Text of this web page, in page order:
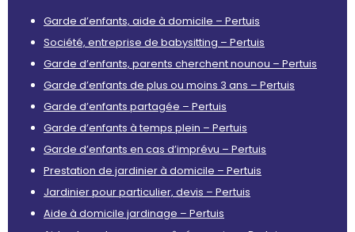
Garde d’enfants, aide à domicile – Pertuis
Société, entreprise de babysitting – Pertuis
Garde d’enfants, parents cherchent nounou – Pertuis
Garde d’enfants de plus ou moins 3 ans – Pertuis
Garde d’enfants partagée – Pertuis
Garde d’enfants à temps plein – Pertuis
Garde d’enfants en cas d’imprévu – Pertuis
Prestation de jardinier à domicile – Pertuis
Jardinier pour particulier, devis – Pertuis
Aide à domicile jardinage – Pertuis